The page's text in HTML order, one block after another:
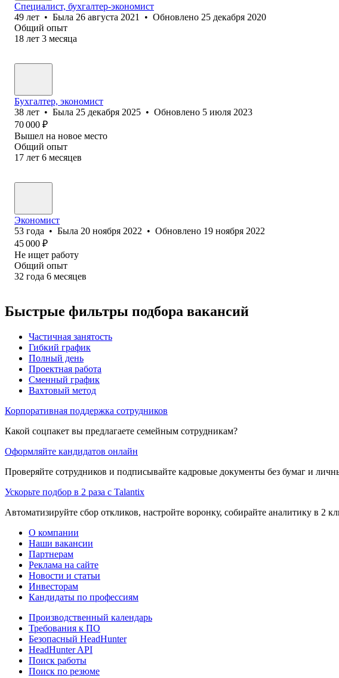
Специалист, бухгалтер-экономист
49 лет • Была 26 августа 2021 • Обновлено 25 декабря 2020
Общий опыт
18 лет 3 месяца
Бухгалтер, экономист
38 лет • Была 25 декабря 2025 • Обновлено 5 июля 2023
70 000 ₽
Вышел на новое место
Общий опыт
17 лет 6 месяцев
Экономист
53 года • Была 20 ноября 2022 • Обновлено 19 ноября 2022
45 000 ₽
Не ищет работу
Общий опыт
32 года 6 месяцев
Быстрые фильтры подбора вакансий
Частичная занятость
Гибкий график
Полный день
Проектная работа
Сменный график
Вахтовый метод
Корпоративная поддержка сотрудников
Какой соцпакет вы предлагаете семейным сотрудникам?
Оформляйте кандидатов онлайн
Проверяйте сотрудников и подписывайте кадровые документы без бумаг и
Ускорьте подбор в 2 раза с Talantix
Автоматизируйте сбор откликов, настройте воронку, собирайте аналитику в 2
О компании
Наши вакансии
Партнерам
Реклама на сайте
Новости и статьи
Инвесторам
Кандидаты по профессиям
Производственный календарь
Требования к ПО
Безопасный HeadHunter
HeadHunter API
Поиск работы
Поиск по резюме